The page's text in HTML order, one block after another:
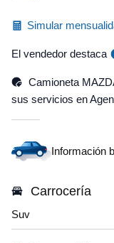
Simular
El vendedor destaca
Camioneta
sus servicios en
Información
Carrocería
Suv